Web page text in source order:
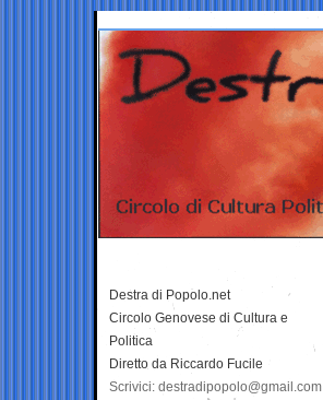
Destra di Popolo.net
Circolo Genovese di Cultura e
Politica
Diretto da Riccardo Fucile
Scrivici: destradipopolo@gmail.com